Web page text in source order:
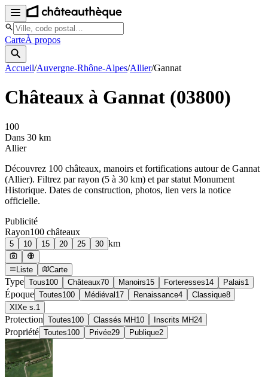
CarteÀ propos
Accueil/Auvergne-Rhône-Alpes/Allier/Gannat
Châteaux à Gannat (03800)
100
Dans 30 km
Allier
Découvrez 100 châteaux, manoirs et fortifications autour de Gannat
(Allier). Filtrez par rayon (5 à 30 km) et par statut Monument
Historique. Dates de construction, photos, lien vers la notice
officielle.
Publicité
Rayon100 châteaux
5 10 15 20 25 30 km
Liste Carte
Type Tous100 Châteaux70 Manoirs15 Forteresses14 Palais1
Époque Toutes100 Médiéval 17 Renaissance4 Classique8
XIXe s. 1
Protection Toutes100 Classés MH10 Inscrits MH24
Propriété Toutes100 Privée29 Publique2